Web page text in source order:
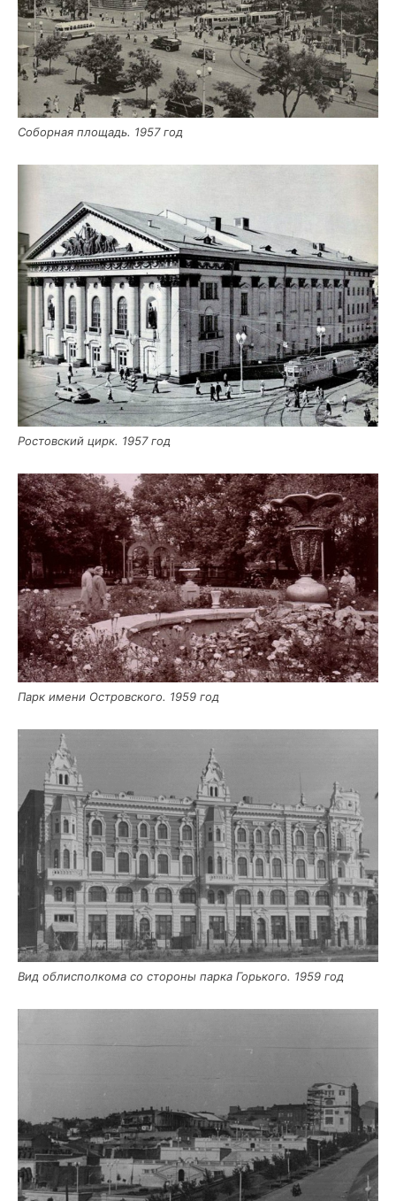
Собор­ная пло­щадь. 1957 год
Ростов­ский цирк. 1957 год
Парк име­ни Ост­ров­ско­го. 1959 год
Вид обл­ис­пол­ко­ма со сто­ро­ны пар­ка Горь­ко­го. 1959 год